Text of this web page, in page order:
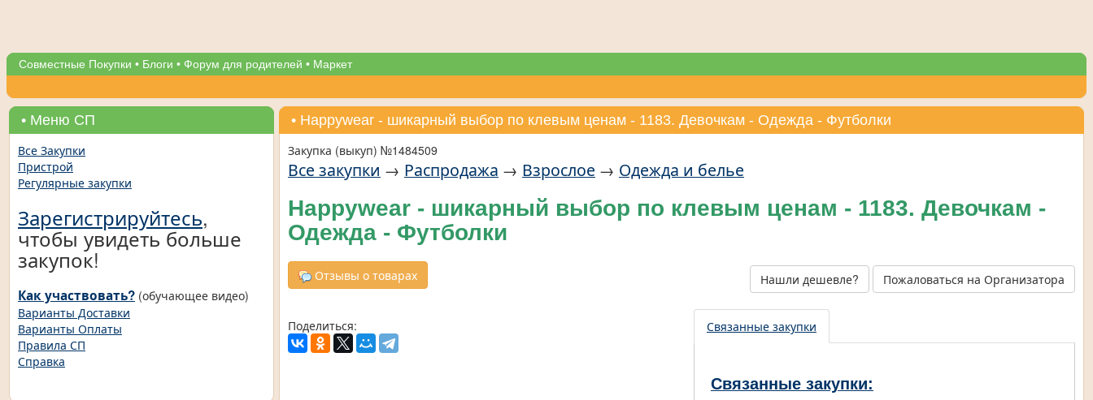
Совместные Покупки • Блоги • Форум для родителей • Маркет
• Меню СП
Все Закупки
Пристрой
Регулярные закупки
Зарегистрируйтесь,
чтобы увидеть больше
закупок!
Как участвовать? (обучающее видео)
Варианты Доставки
Варианты Оплаты
Правила СП
Справка
• Нappywear - шикарный выбор по клевым ценам - 1183. Девочкам - Одежда - Футболки
Закупка (выкуп) №1484509
Все закупки → Распродажа → Взрослое → Одежда и белье
Нappywear - шикарный выбор по клевым ценам - 1183. Девочкам -
Одежда - Футболки
Отзывы о товарах Нашли дешевле? Пожаловаться на Организатора
Поделиться: Связанные закупки
Связанные закупки: